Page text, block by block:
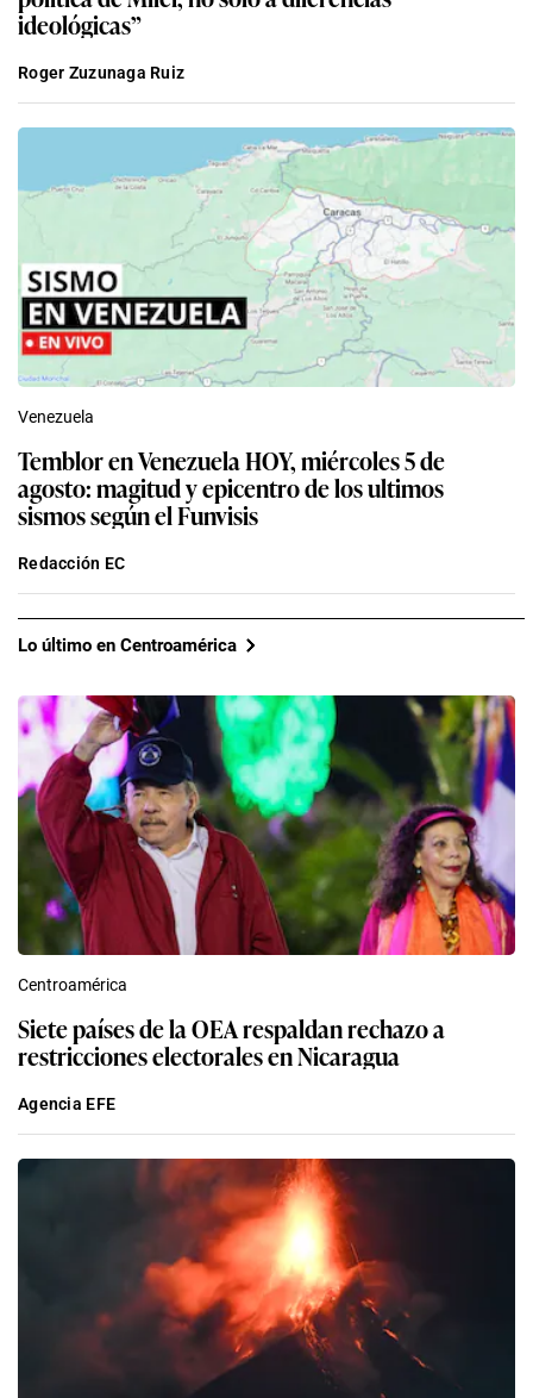
ideológicas”
Roger Zuzunaga Ruiz
Venezuela
Temblor en Venezuela HOY, miércoles 5 de
agosto: magitud y epicentro de los ultimos
sismos según el Funvisis
Redacción EC
Lo último en Centroamérica
Centroamérica
Siete países de la OEA respaldan rechazo a
restricciones electorales en Nicaragua
Agencia EFE